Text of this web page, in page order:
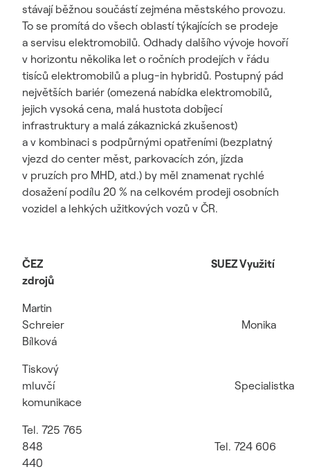
stávají běžnou součástí zejména městského provozu.
To se promítá do všech oblastí týkajících se prodeje
a servisu elektromobilů. Odhady dalšího vývoje hovoří
v horizontu několika let o ročních prodejích v řádu
tisíců elektromobilů a plug-in hybridů. Postupný pád
největších bariér (omezená nabídka elektromobilů,
jejich vysoká cena, malá hustota dobíjecí
infrastruktury a malá zákaznická zkušenost)
a v kombinaci s podpůrnými opatřeními (bezplatný
vjezd do center měst, parkovacích zón, jízda
v pruzích pro MHD, atd.) by měl znamenat rychlé
dosažení podílu 20 % na celkovém prodeji osobních
vozidel a lehkých užitkových vozů v ČR.
ČEZ SUEZ Využití
zdrojů
Martin
Schreier Monika
Bílková
Tiskový
mluvčí Specialistka
komunikace
Tel. 725 765
848 Tel. 724 606
440